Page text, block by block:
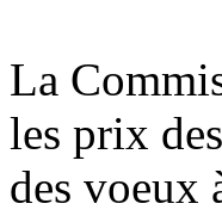
La
les prix
des voeux